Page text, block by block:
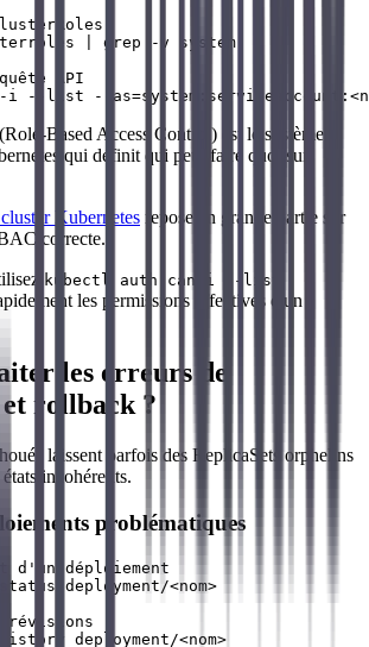
| grep -v system
API
Based Access Control) est le système
qui définit qui peut faire quoi sur
Kubernetes repose en grande partie sur
correcte.
kubectl auth can-i --list
les permissions effectives d'un
les erreurs de
rollback ?
laissent parfois des ReplicaSets orphelins
incohérents.
problématiques
déploiement
deployment/<nom>
révisions
deployment/<nom>